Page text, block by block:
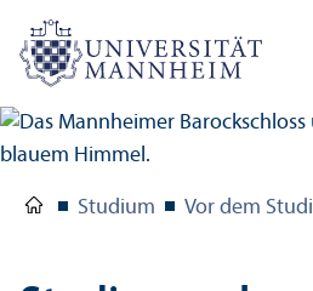
Studium Vor dem